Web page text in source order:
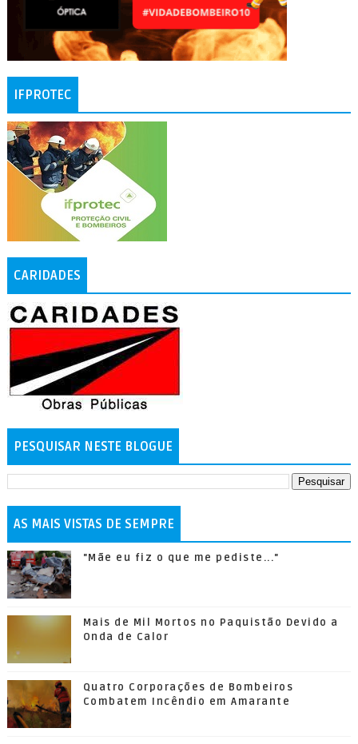
IFPROTEC
CARIDADES
PESQUISAR NESTE BLOGUE
AS MAIS VISTAS DE SEMPRE
"Mãe eu fiz o que me pediste..."
Mais de Mil Mortos no Paquistão Devido a
Onda de Calor
Quatro Corporações de Bombeiros
Combatem Incêndio em Amarante